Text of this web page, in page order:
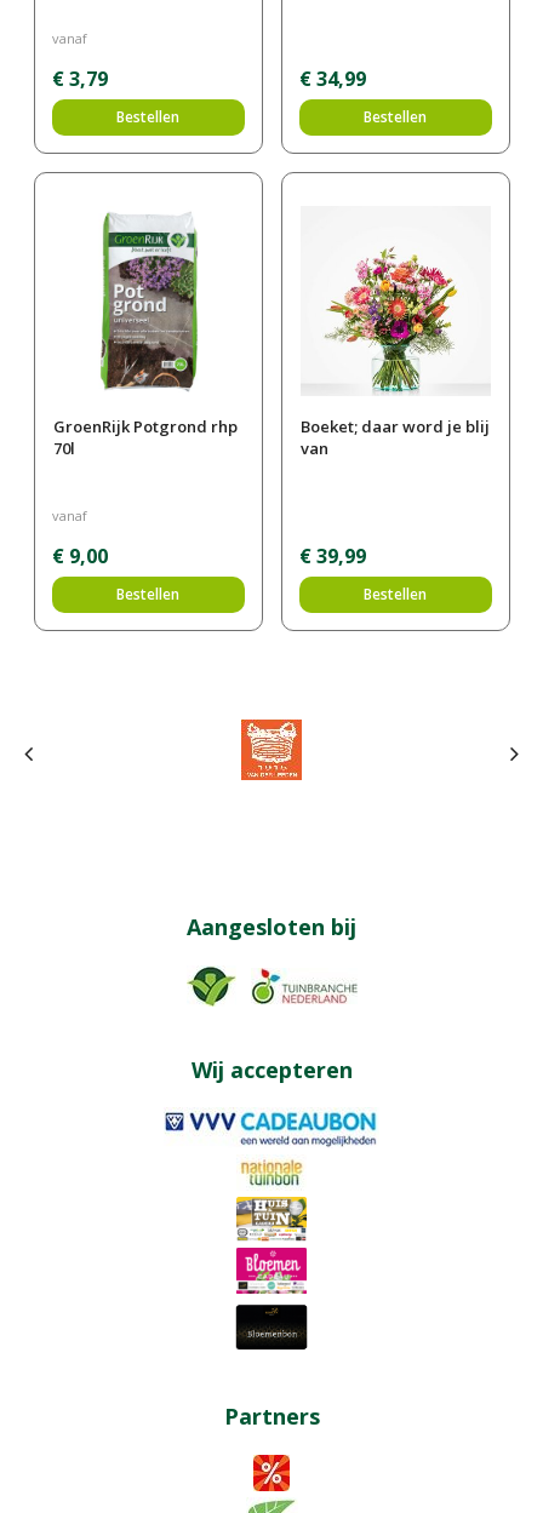
vanaf
€ 3,79
Bestellen
€ 34,99
Bestellen
GroenRijk Potgrond rhp
70l
vanaf
€ 9,00
Bestellen
Boeket; daar word je blij
van
€ 39,99
Bestellen
Aangesloten bij
Wij accepteren
Partners